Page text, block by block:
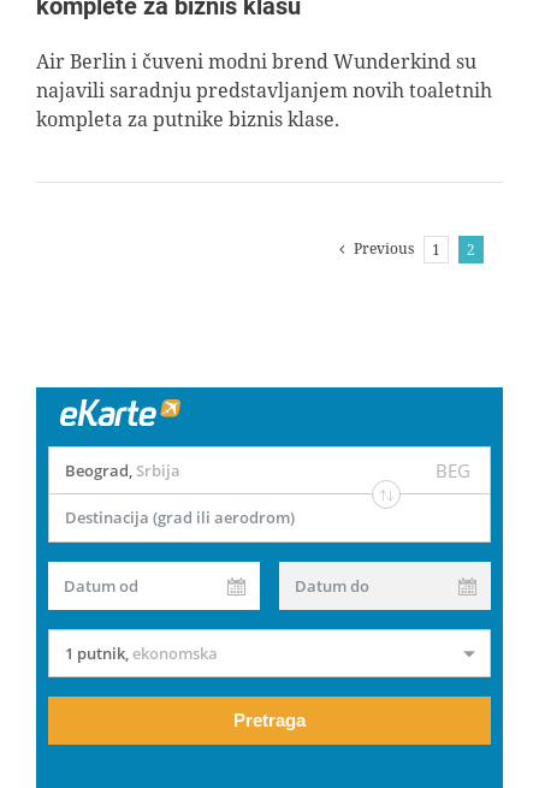
komplete za biznis klasu
Air Berlin i čuveni modni brend Wunderkind su
najavili saradnju predstavljanjem novih toaletnih
kompleta za putnike biznis klase.
Previous 1 2
Beograd, Srbija BEG
Destinacija (grad ili aerodrom)
Datum od Datum do
1 putnik,ekonomska
Pretraga